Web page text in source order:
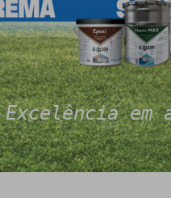
Excelência em